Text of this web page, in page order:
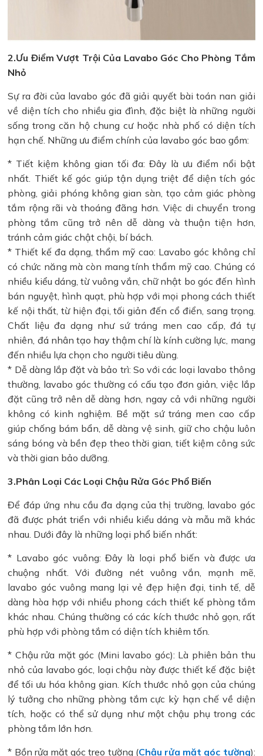
2.Ưu Điểm Vượt Trội Của Lavabo Góc Cho Phòng Tắm
Nhỏ
Sự ra đời của lavabo góc đã giải quyết bài toán nan giải
về diện tích cho nhiều gia đình, đặc biệt là những người
sống trong căn hộ chung cư hoặc nhà phố có diện tích
hạn chế. Những ưu điểm chính của lavabo góc bao gồm:
* Tiết kiệm không gian tối đa: Đây là ưu điểm nổi bật
nhất. Thiết kế góc giúp tận dụng triệt để diện tích góc
phòng, giải phóng không gian sàn, tạo cảm giác phòng
tắm rộng rãi và thoáng đãng hơn. Việc di chuyển trong
phòng tắm cũng trở nên dễ dàng và thuận tiện hơn,
tránh cảm giác chật chội, bí bách.
* Thiết kế đa dạng, thẩm mỹ cao: Lavabo góc không chỉ
có chức năng mà còn mang tính thẩm mỹ cao. Chúng có
nhiều kiểu dáng, từ vuông vắn, chữ nhật bo góc đến hình
bán nguyệt, hình quạt, phù hợp với mọi phong cách thiết
kế nội thất, từ hiện đại, tối giản đến cổ điển, sang trọng.
Chất liệu đa dạng như sứ tráng men cao cấp, đá tự
nhiên, đá nhân tạo hay thậm chí là kính cường lực, mang
đến nhiều lựa chọn cho người tiêu dùng.
* Dễ dàng lắp đặt và bảo trì: So với các loại lavabo thông
thường, lavabo góc thường có cấu tạo đơn giản, việc lắp
đặt cũng trở nên dễ dàng hơn, ngay cả với những người
không có kinh nghiệm. Bề mặt sứ tráng men cao cấp
giúp chống bám bẩn, dễ dàng vệ sinh, giữ cho chậu luôn
sáng bóng và bền đẹp theo thời gian, tiết kiệm công sức
và thời gian bảo dưỡng.
3.Phân Loại Các Loại Chậu Rửa Góc Phổ Biến
Để đáp ứng nhu cầu đa dạng của thị trường, lavabo góc
đã được phát triển với nhiều kiểu dáng và mẫu mã khác
nhau. Dưới đây là những loại phổ biến nhất:
* Lavabo góc vuông: Đây là loại phổ biến và được ưa
chuộng nhất. Với đường nét vuông vắn, mạnh mẽ,
lavabo góc vuông mang lại vẻ đẹp hiện đại, tinh tế, dễ
dàng hòa hợp với nhiều phong cách thiết kế phòng tắm
khác nhau. Chúng thường có các kích thước nhỏ gọn, rất
phù hợp với phòng tắm có diện tích khiêm tốn.
* Chậu rửa mặt góc (Mini lavabo góc): Là phiên bản thu
nhỏ của lavabo góc, loại chậu này được thiết kế đặc biệt
để tối ưu hóa không gian. Kích thước nhỏ gọn của chúng
lý tưởng cho những phòng tắm cực kỳ hạn chế về diện
tích, hoặc có thể sử dụng như một chậu phụ trong các
phòng tắm lớn hơn.
* Bồn rửa mặt góc treo tường (Chậu rửa mặt góc tường):